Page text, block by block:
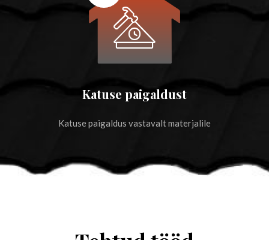
Katuse paigaldust
Katuse paigaldus vastavalt materjalile